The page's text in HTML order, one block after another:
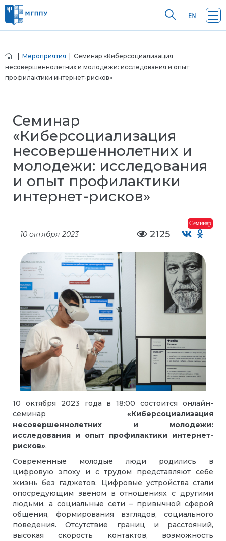
Мероприятия | Семинар «Киберсоциализация
несовершеннолетних и молодежи: исследования и опыт
профилактики интернет-рисков»
Семинар
«Киберсоциализация
несовершеннолетних и
молодежи: исследования
и опыт профилактики
интернет-рисков»
Семинар
10 октября 2023 2125
10 октября 2023 года в 18:00 состоится онлайн-
семинар «Киберсоциализация
несовершеннолетних и молодежи:
исследования и опыт профилактики интернет-
рисков».
Современные молодые люди родились в
цифровую эпоху и с трудом представляют себе
жизнь без гаджетов. Цифровые устройства стали
опосредующим звеном в отношениях с другими
людьми, а социальные сети – привычной сферой
общения, формирования взглядов, социального
поведения. Отсутствие границ и расстояний,
высокая скорость контактов, возможность